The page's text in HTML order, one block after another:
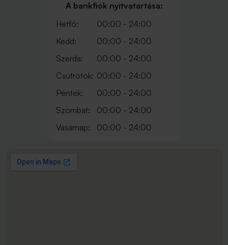
A bankfiók nyitvatartása:
Hétfő:
00:00 - 24:00
Kedd:
00:00 - 24:00
Szerda:
00:00 - 24:00
Csütrötök: 00:00 - 24:00
Péntek:
00:00 - 24:00
Szombat:
00:00 - 24:00
Vasárnap:
00:00 - 24:00